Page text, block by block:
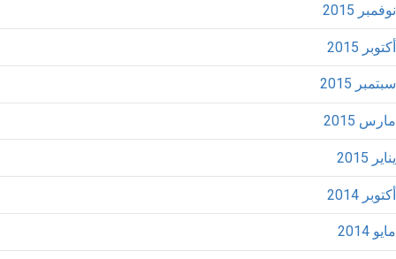
نوفمبر 2015
أكتوبر 2015
سبتمبر 2015
مارس 2015
يناير 2015
أكتوبر 2014
مايو 2014